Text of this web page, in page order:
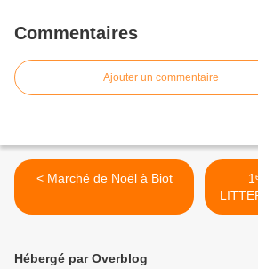
Commentaires
Ajouter un commentaire
< Marché de Noël à Biot
Hébergé par Overblog